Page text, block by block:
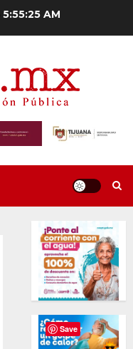
5:55:25 AM
Save